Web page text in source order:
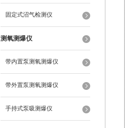
固定式沼气检测仪
测氧测爆仪
带内置泵测氧测爆仪
带外置泵测氧测爆仪
手持式泵吸测爆仪